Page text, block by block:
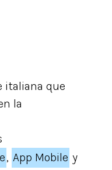
italiana que
la
, App Mobile y